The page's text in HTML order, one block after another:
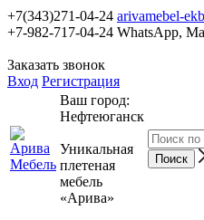
+7(343)271-04-24 arivamebel-
+7-982-717-04-24 WhatsApp,
Заказать звонок
Вход Регистрация
Ваш город:
Нефтеюганск
Уникальная
плетеная
мебель
«Арива»